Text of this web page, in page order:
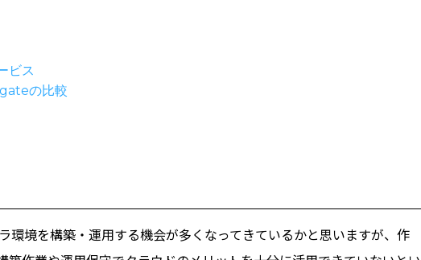
ビス
の比較
環境を構築・運用する機会が多くなってきているかと思いますが、作